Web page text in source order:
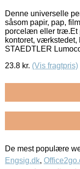
Denne universelle
såsom papir, pap,
porcelæn eller træ.Et
kontoret, værkstedet,
STAEDTLER
23.8 kr. (Vis fragtpris)
De mest populære
Engsig.dk,